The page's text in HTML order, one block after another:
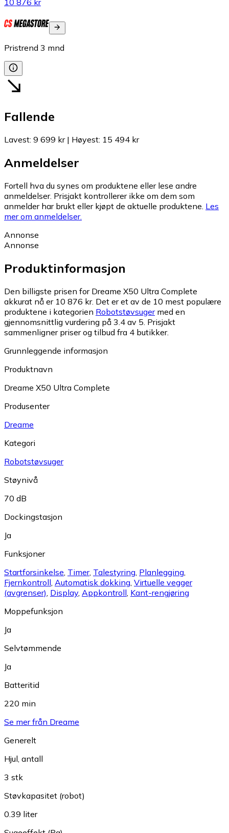
10 876 kr
Pristrend 3 mnd
Fallende
Lavest: 9 699 kr| Høyest: 15 494 kr
Anmeldelser
Fortell hva du synes om produktene eller lese andre
anmeldelser. Prisjakt kontrollerer ikke om dem som
anmelder har brukt eller kjøpt de aktuelle produktene. Les
mer om anmeldelser.
Annonse
Annonse
Produktinformasjon
Den billigste prisen for Dreame X50 Ultra Complete
akkurat nå er 10 876 kr. Det er et av de 10 mest populære
produktene i kategorien Robotstøvsugermed en
gjennomsnittlig vurdering på 3.4 av 5. Prisjakt
sammenligner priser og tilbud fra 4 butikker.
Grunnleggende informasjon
Produktnavn
Dreame X50 Ultra Complete
Produsenter
Dreame
Kategori
Robotstøvsuger
Støynivå
70 dB
Dockingstasjon
Ja
Funksjoner
Startforsinkelse Timer, Talestyring Planlegging
Fjernkontroll Automatisk dokking Virtuelle vegger
(avgrenser) Display, Appkontroll Kant-rengjøring
Moppefunksjon
Ja
Selvtømmende
Ja
Batteritid
220 min
Se mer från Dreame
Generelt
Hjul, antall
3 stk
Støvkapasitet (robot)
0.39 liter